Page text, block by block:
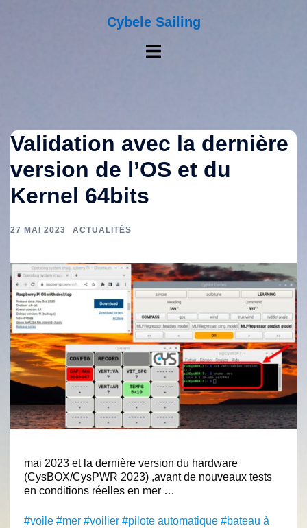
Cybele Sailing
Ouvrir/fermer
le
Validation avec la dernière
version de l’OS et du
Kernel 64bits
27 MAI 2023 ACTUALITÉS
mai 2023 et la dernière version du hardware
(CysBOX/CysPWR 2023) ,avant de nouveaux tests
en conditions réelles en mer …
#voile #mer #voilier #pilote automatique #bateau à